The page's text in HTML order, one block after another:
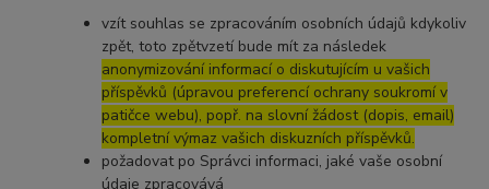
vzít souhlas se zpracováním osobních údajů kdykoliv
zpět, toto zpětvzetí bude mít za následek
anonymizování informací o diskutujícím u vašich
příspěvků (úpravou preferencí ochrany soukromí v
patičce webu), popř. na slovní žádost (dopis, email)
kompletní výmaz vašich diskuzních příspěvků.
požadovat po Správci informaci, jaké vaše osobní
údaje zpracovává